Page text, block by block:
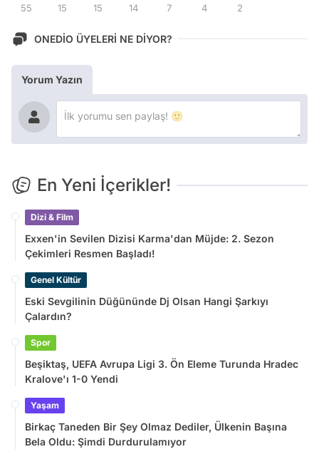
55 15 15 14 7 4 2
ONEDİO ÜYELERİ NE DİYOR?
Yorum Yazın
En Yeni İçerikler!
Dizi & Film
Exxen'in Sevilen Dizisi Karma'dan Müjde: 2. Sezon
Çekimleri Resmen Başladı!
Genel Kültür
Eski Sevgilinin Düğününde Dj Olsan Hangi Şarkıyı
Çalardın?
Spor
Beşiktaş, UEFA Avrupa Ligi 3. Ön Eleme Turunda Hradec
Kralove'ı 1-0 Yendi
Yaşam
Birkaç Taneden Bir Şey Olmaz Dediler, Ülkenin Başına
Bela Oldu: Şimdi Durdurulamıyor